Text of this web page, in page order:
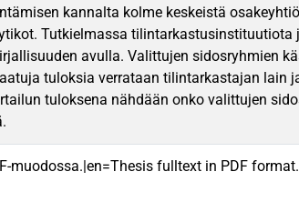
kannalta kolme keskeistä
Tutkielmassa tilintarkastusinstituutiota
avulla. Valittujen sidosryhmien
tuloksia verrataan tilintarkastajan lain
tuloksena nähdään onko valittujen
muodossa.|en=Thesis fulltext in PDF